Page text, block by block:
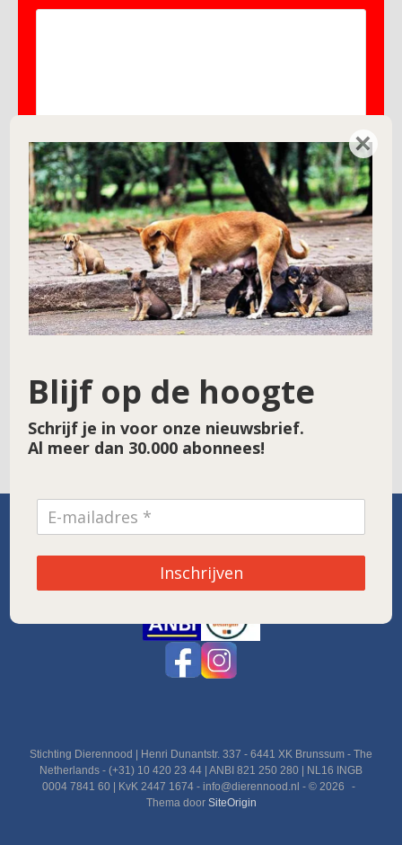
Naam*
E-mail*
Site
Stichting Dierennood | Henri Dunantstr. 337 - 6441 XK Brunssum - The
Netherlands - (+31) 10 420 23 44 | ANBI 821 250 280 | NL16 INGB
0004 7841 60 | KvK 2447 1674 - info@dierennood.nl - © 2026
Thema door SiteOrigin
×
Blijf op de hoogte
Schrijf je in voor onze nieuwsbrief.
Al meer dan 30.000 abonnees!
Inschrijven